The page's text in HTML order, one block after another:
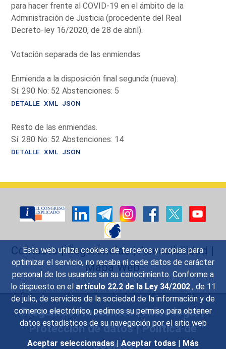
Esta web utiliza cookies de terceros y propias para
optimizar el servicio, no recaba ni cede datos de carácter
personal de los usuarios sin su conocimiento. Conforme a
lo dispuesto en el artículo 22.2 de la Ley 34/2002 , de 11
de julio, de servicios de la sociedad de la información y de
comercio electrónico, pedimos su permiso para obtener
datos estadísticos de su navegación por el sitio web
Aceptar seleccionadas | Aceptar todas | Más
para hacer frente al COVID-19 en el ámbito de la
Administración de Justicia (procedente del Real
Decreto-ley 16/2020, de 28 de abril).
Votación separada de las enmiendas.
Enmienda a la disposición final segunda (nueva).
Sí: 290 No: 52 Abstenciones: 5
DETALLE XML JSON
Resto de las enmiendas.
Sí: 280 No: 52 Abstenciones: 14
DETALLE XML JSON
Contacto|Sugerencias|Accesibilidad |
Mapa Web
Preguntas Frecuentes|Aviso legal|
Protección de datos|Política de
Cookies